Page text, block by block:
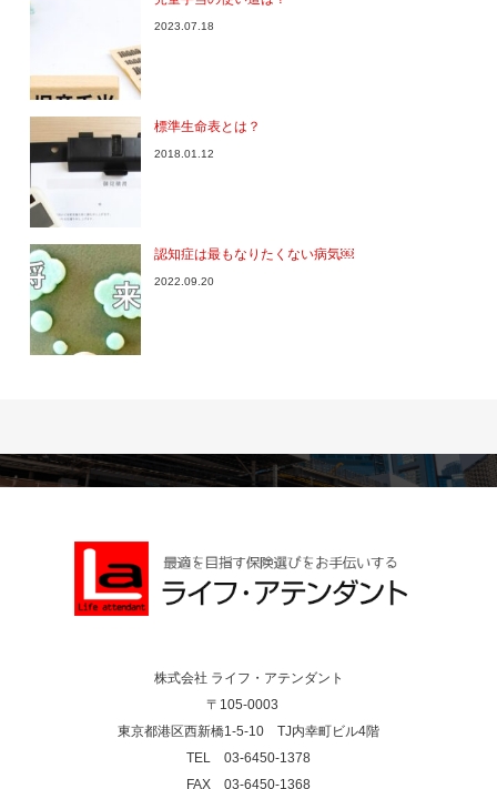
2023.07.18
標準生命表とは？
2018.01.12
認知症は最もなりたくない病気￼
2022.09.20
株式会社 ライフ・アテンダント
〒105-0003
東京都港区西新橋1-5-10 TJ内幸町ビル4階
TEL 03-6450-1378
FAX 03-6450-1368